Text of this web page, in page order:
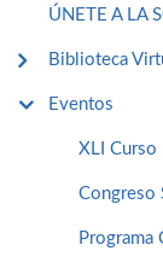
ÚNETE A LA
Biblioteca
Eventos
XLI Curso
Congreso